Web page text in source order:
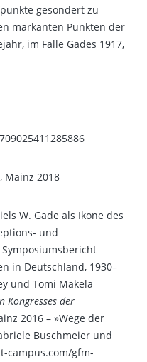
gesondert zu
markanten Punkten der
im Falle Gades 1917,
Mainz 2018
W. Gade als Ikone des
und
in Deutschland, 1930–
und Tomi Mäkelä
Kongresses der
2016 – »Wege der
Buschmeier und
campus.com/gfm-